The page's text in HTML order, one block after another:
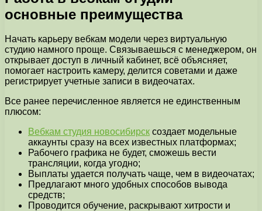
основные преимущества
Начать карьеру вебкам модели через виртуальную
студию намного проще. Связываешься с менеджером, он
открывает доступ в личный кабинет, всё объясняет,
помогает настроить камеру, делится советами и даже
регистрирует учетные записи в видеочатах.
Все ранее перечисленное является не единственным
плюсом:
Вебкам студия новосибирск создает модельные
аккаунты сразу на всех известных платформах;
Рабочего графика не будет, сможешь вести
трансляции, когда угодно;
Выплаты удается получать чаще, чем в видеочатах;
Предлагают много удобных способов вывода
средств;
Проводится обучение, раскрывают хитрости и